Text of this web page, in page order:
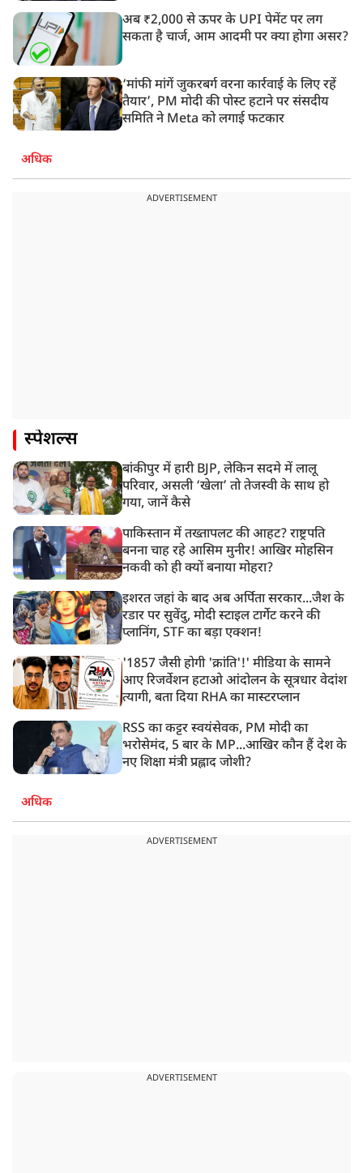
अब ₹2,000 से ऊपर के UPI पेमेंट पर लग
सकता है चार्ज, आम आदमी पर क्या होगा असर?
‘मांफी मांगें जुकरबर्ग वरना कार्रवाई के लिए रहें
तैयार’, PM मोदी की पोस्ट हटाने पर संसदीय
समिति ने Meta को लगाई फटकार
अधिक
ADVERTISEMENT
स्पेशल्स
बांकीपुर में हारी BJP, लेकिन सदमे में लालू
परिवार, असली ‘खेला’ तो तेजस्वी के साथ हो
गया, जानें कैसे
पाकिस्तान में तख्तापलट की आहट? राष्ट्रपति
बनना चाह रहे आसिम मुनीर! आखिर मोहसिन
नकवी को ही क्यों बनाया मोहरा?
इशरत जहां के बाद अब अर्पिता सरकार...जैश के
रडार पर सुवेंदु, मोदी स्टाइल टार्गेट करने की
प्लानिंग, STF का बड़ा एक्शन!
'1857 जैसी होगी 'क्रांति'!' मीडिया के सामने
आए रिजर्वेशन हटाओ आंदोलन के सूत्रधार वेदांश
त्यागी, बता दिया RHA का मास्टरप्लान
RSS का कट्टर स्वयंसेवक, PM मोदी का
भरोसेमंद, 5 बार के MP...आखिर कौन हैं देश के
नए शिक्षा मंत्री प्रह्लाद जोशी?
अधिक
ADVERTISEMENT
ADVERTISEMENT